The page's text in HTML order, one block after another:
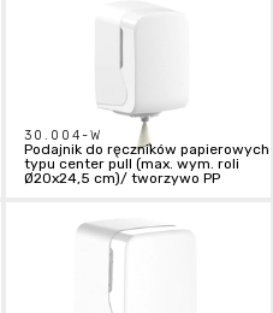
30.004-W
Podajnik do ręczników papierowych
typu center pull (max. wym. roli
Ø20x24,5 cm)/ tworzywo PP